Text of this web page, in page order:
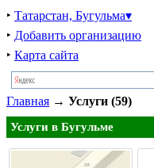
‣ Татарстан, Бугульма▾
‣ Добавить организацию
‣ Карта сайта
Главная → Услуги (59)
Услуги в Бугульме